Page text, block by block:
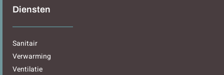
Diensten
Sanitair
Verwarming
Ventilatie